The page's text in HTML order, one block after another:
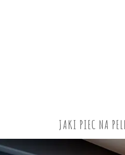
JAKI PIEC NA